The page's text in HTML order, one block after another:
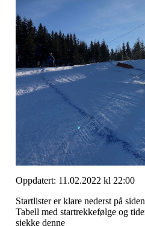
Oppdatert: 11.02.2022 kl 22:00
Startlister er klare nederst på
Tabell med startrekkefølge og
sjekke denne